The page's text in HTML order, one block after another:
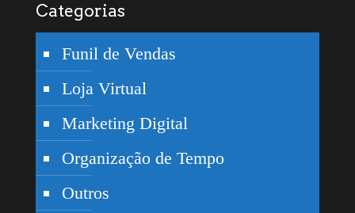
Categorias
Funil de Vendas
Loja Virtual
Marketing Digital
Organização de Tempo
Outros